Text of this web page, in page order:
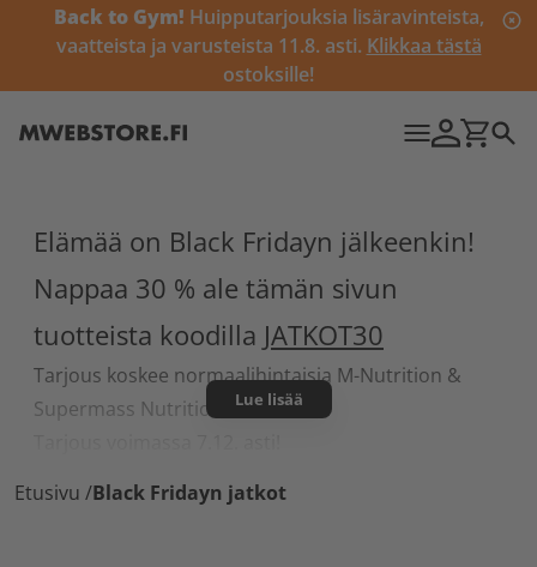
Back to Gym! Huipputarjouksia lisäravinteista,
vaatteista ja varusteista 11.8. asti. Klikkaa tästä
ostoksille!
Elämää on Black Fridayn jälkeenkin!
Nappaa 30 % ale tämän sivun
tuotteista koodilla JATKOT30
Tarjous koskee normaalihintaisia M-Nutrition &
Supermass Nutrition -tuotteita.
Lue lisää
Etusivu /Black Fridayn jatkot